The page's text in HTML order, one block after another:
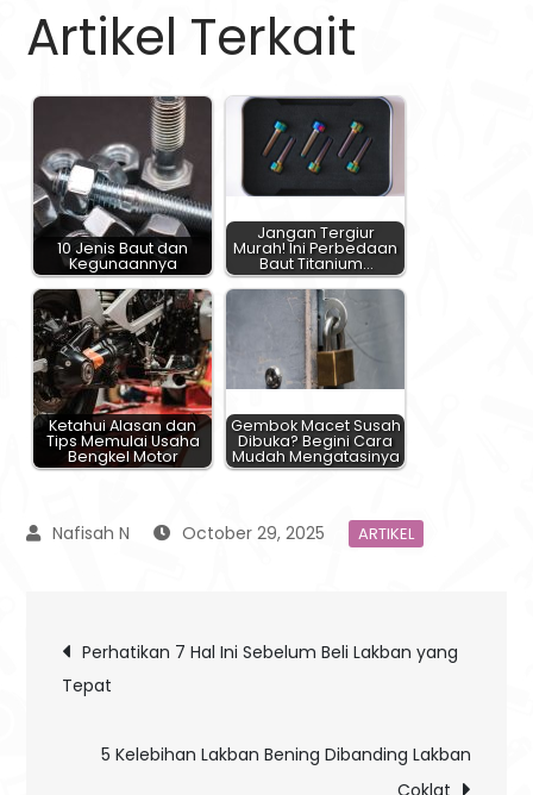
Artikel Terkait
10 Jenis Baut dan
Kegunaannya
Jangan Tergiur
Murah! Ini Perbedaan
Baut Titanium…
Ketahui Alasan dan
Tips Memulai Usaha
Bengkel Motor
Gembok Macet Susah
Dibuka? Begini Cara
Mudah Mengatasinya
October 29, 2025 ARTIKEL
Post
navigation
Perhatikan 7 Hal Ini Sebelum Beli Lakban yang
Tepat
5 Kelebihan Lakban Bening Dibanding Lakban
Coklat